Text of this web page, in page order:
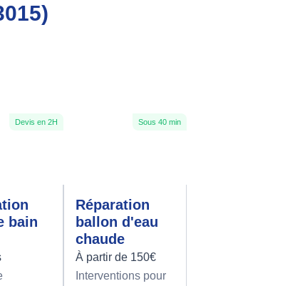
Devis en 2H
bain
Sous 40 min
Réparation
ballon d'eau
chaude
À partir de 150€
Interventions pour